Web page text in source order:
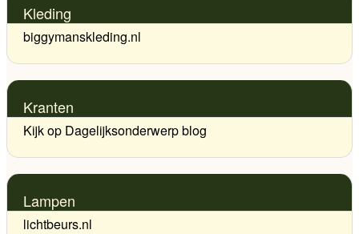
Kleding
biggymanskleding.nl
Kranten
Kijk op Dagelijksonderwerp blog
Lampen
lichtbeurs.nl